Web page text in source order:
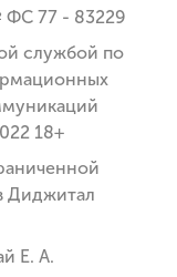
77 - 83229
службой по
18+
Диджитал
Е. А.